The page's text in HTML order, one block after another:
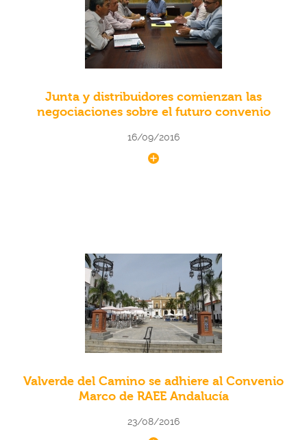
Junta y distribuidores comienzan las
negociaciones sobre el futuro convenio
16/09/2016
Valverde del Camino se adhiere al Convenio
Marco de RAEE Andalucía
23/08/2016